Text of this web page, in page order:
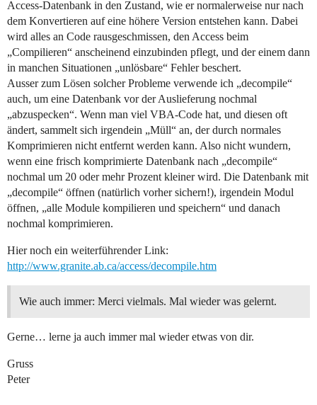
Access-Datenbank in den Zustand, wie er normalerweise nur nach
dem Konvertieren auf eine höhere Version entstehen kann. Dabei
wird alles an Code rausgeschmissen, den Access beim
„Compilieren“ anscheinend einzubinden pflegt, und der einem dann
in manchen Situationen „unlösbare“ Fehler beschert.
Ausser zum Lösen solcher Probleme verwende ich „decompile“
auch, um eine Datenbank vor der Auslieferung nochmal
„abzuspecken“. Wenn man viel VBA-Code hat, und diesen oft
ändert, sammelt sich irgendein „Müll“ an, der durch normales
Komprimieren nicht entfernt werden kann. Also nicht wundern,
wenn eine frisch komprimierte Datenbank nach „decompile“
nochmal um 20 oder mehr Prozent kleiner wird. Die Datenbank mit
„decompile“ öffnen (natürlich vorher sichern!), irgendein Modul
öffnen, „alle Module kompilieren und speichern“ und danach
nochmal komprimieren.
Hier noch ein weiterführender Link:
http://www.granite.ab.ca/access/decompile.htm
Wie auch immer: Merci vielmals. Mal wieder was gelernt.
Gerne… lerne ja auch immer mal wieder etwas von dir.
Gruss
Peter